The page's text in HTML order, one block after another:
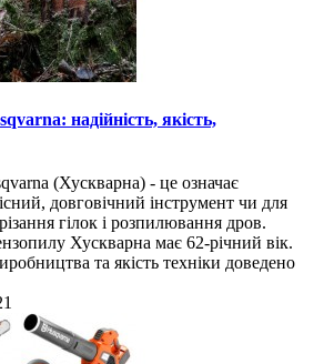
надійність, якість,
(Хускварна) - це означає
довговічний інструмент чи для
гілок і розпилювання дров.
Хускварна має 62-річний вік.
та якість техніки доведено